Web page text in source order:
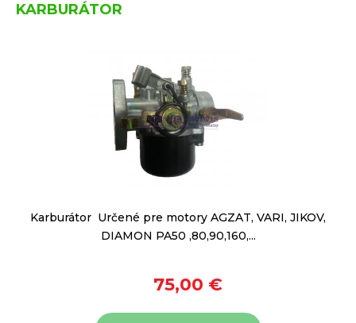
KARBURÁTOR
Karburátor Určené pre motory AGZAT, VARI, JIKOV,
DIAMON PA50 ,80,90,160,...
75,00 €